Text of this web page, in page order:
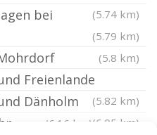
(5.74 km)
bei
(5.79 km)
(5.8 km)
Freienlande
(5.82 km)
Dänholm
(6.05 km)
(6.16 km)